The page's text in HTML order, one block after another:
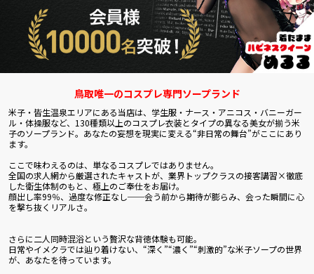
鳥取唯一のコスプレ専門ソープランド
米子・皆生温泉エリアにある当店は、学生服・ナース・アニコス・バニーガー
ル・体操服など、130種類以上のコスプレ衣装とタイプの異なる美女が揃う米
子のソープランド。あなたの妄想を現実に変える“非日常の舞台”がここにあり
ます。
ここで味わえるのは、単なるコスプレではありません。
全国の求人網から厳選されたキャストが、業界トップクラスの接客講習×徹底
した衛生体制のもと、極上のご奉仕をお届け。
顔出し率99％、過度な修正なし──会う前から期待が膨らみ、会った瞬間に心
を撃ち抜くリアルさ。
さらに二人同時混浴という贅沢な背徳体験も可能。
日常やイメクラでは辿り着けない、“深く”“濃く”“刺激的”な米子ソープの世界
が、あなたを待っています。